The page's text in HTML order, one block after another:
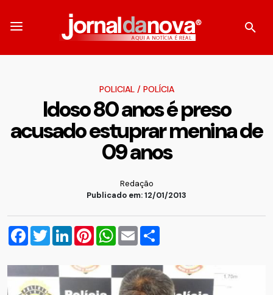
POLICIAL/ POLÍCIA
Idoso 80 anos é preso
acusado estuprar menina de
09 anos
Redação
Publicado em: 12/01/2013
Facebook
TwitterLinkedInPinterestWhatsApp
Email